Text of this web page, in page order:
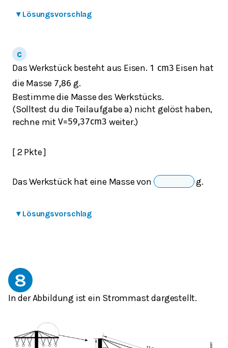
▾ Lösungsvorschlag
Das Werkstück besteht aus Eisen. 1 cm3 Eisen hat
die Masse 7,86 g.
Bestimme die Masse des Werkstücks.
(Solltest du die Teilaufgabe a) nicht gelöst haben,
rechne mit V=59,37cm3 weiter.)
[ 2 Pkte ]
Das Werkstück hat eine Masse von g.
▾ Lösungsvorschlag
8
In der Abbildung ist ein Strommast dargestellt.